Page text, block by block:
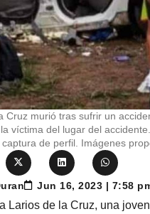
Cruz murió tras sufrir un
víctima del lugar del
de perfil. Imágenes
Jun 16, 2023 | 7:58
Larios de la Cruz, una